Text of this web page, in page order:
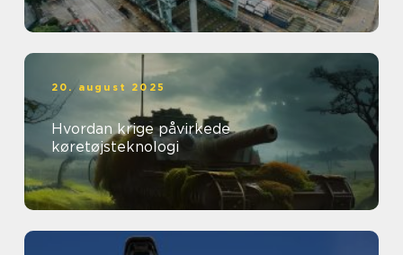
20. august 2025
Hvordan krige påvirkede
køretøjsteknologi